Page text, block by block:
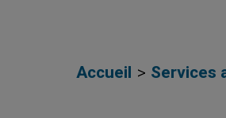
Accueil Services